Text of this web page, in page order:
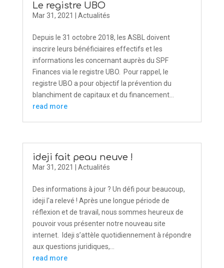
Le registre UBO
Mar 31, 2021 Actualités
Depuis le 31 octobre 2018, les ASBL doivent
inscrire leurs bénéficiaires effectifs et les
informations les concernant auprès du SPF
Finances via le registre UBO. Pour rappel, le
registre UBO a pour objectif la prévention du
blanchiment de capitaux et du financement...
read more
ideji fait peau neuve !
Mar 31, 2021 Actualités
Des informations à jour ? Un défi pour beaucoup,
ideji l'a relevé ! Après une longue période de
réflexion et de travail, nous sommes heureux de
pouvoir vous présenter notre nouveau site
internet. Ideji s’attèle quotidiennement à répondre
aux questions juridiques,...
read more